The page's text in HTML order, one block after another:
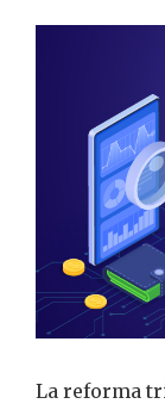
La reforma